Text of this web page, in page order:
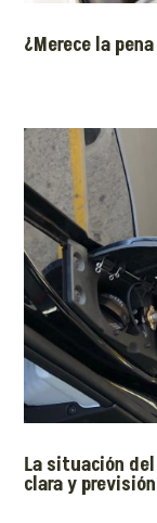
¿Merece la
La situación del
clara y